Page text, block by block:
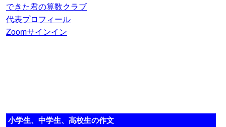
できた君の算数クラブ
代表プロフィール
Zoomサインイン
小学生、中学生、高校生の作文